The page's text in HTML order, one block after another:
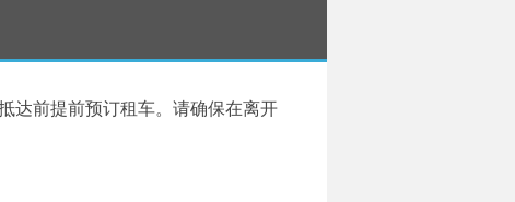
达前提前预订租车。请确保在离开